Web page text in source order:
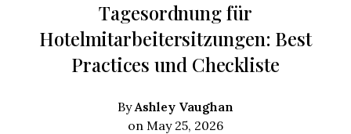
Tagesordnung für
Hotelmitarbeitersitzungen: Best
Practices und Checkliste
ByAshley Vaughan
on May 25, 2026